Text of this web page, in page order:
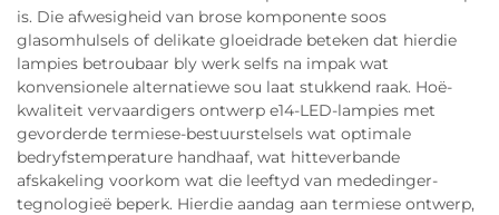
is. Die afwesigheid van brose komponente soos
glasomhulsels of delikate gloeidrade beteken dat hierdie
lampies betroubaar bly werk selfs na impak wat
konvensionele alternatiewe sou laat stukkend raak. Hoë-
kwaliteit vervaardigers ontwerp e14-LED-lampies met
gevorderde termiese-bestuurstelsels wat optimale
bedryfstemperature handhaaf, wat hitteverbande
afskakeling voorkom wat die leeftyd van mededinger-
tegnologieë beperk. Hierdie aandag aan termiese ontwerp,